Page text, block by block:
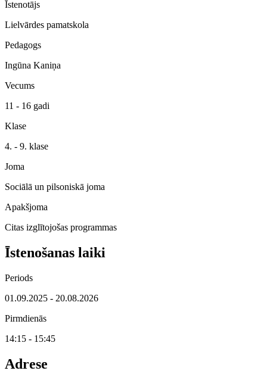
Īstenotājs
Lielvārdes pamatskola
Pedagogs
Ingūna Kaniņa
Vecums
11 - 16 gadi
Klase
4. - 9. klase
Joma
Sociālā un pilsoniskā joma
Apakšjoma
Citas izglītojošas programmas
Īstenošanas laiki
Periods
01.09.2025 - 20.08.2026
Pirmdienās
14:15 - 15:45
Adrese